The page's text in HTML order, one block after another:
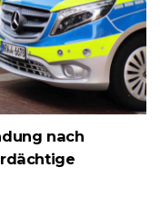
nach